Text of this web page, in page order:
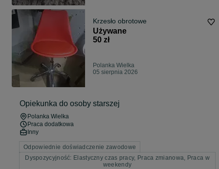
Krzesło obrotowe
Używane
50 zł
Polanka Wielka
05 sierpnia 2026
Opiekunka do osoby starszej
Polanka Wielka
Praca dodatkowa
Inny
Odpowiednie doświadczenie zawodowe
Dyspozycyjność: Elastyczny czas pracy, Praca zmianowa, Praca w
weekendy